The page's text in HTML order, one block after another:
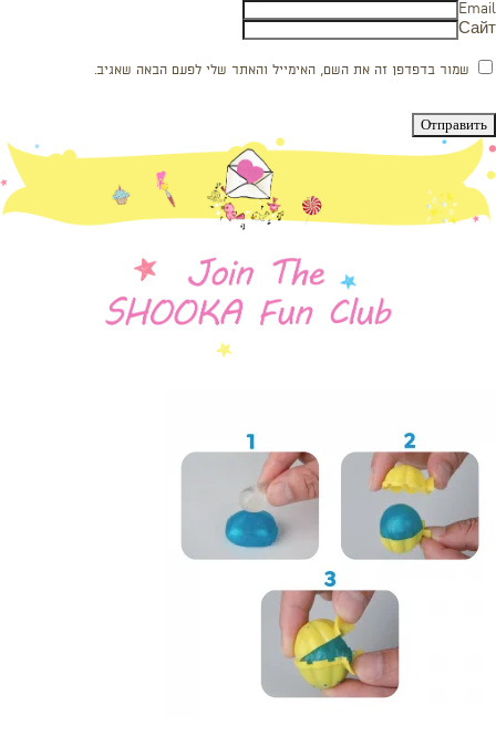
Email
Сайт
שמור בדפדפן זה את השם, האימייל והאתר שלי לפעם הבאה שאגיב.